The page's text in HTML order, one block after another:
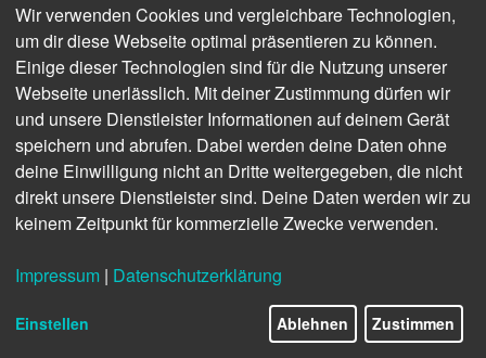
konkreten Beispielen funktionierender
Qualitätsmanagementsysteme (QMS) und können Ihre
unternehmensspezifischen Anforderungen einbringen.
Durch eine abschließende Prüfung zertifizieren Sie sich
als qualifizierter Qualitätsbeauftragter (TÜV®).
Das Ziel:
Ihr Unternehmen erkennt Risiken und
Chancen und verbessert betriebliche
Das Ergebnis:
Ihr Weg:
Unser Hybrid Lernformat aus 3,5 Tagen
E-Learning und 4 Tagen
Umsetzungsworkshop mit TÜV Zertifikat
Wir verwenden Cookies und vergleichbare Technologien,
um dir diese Webseite optimal präsentieren zu können.
Einige dieser Technologien sind für die Nutzung unserer
Webseite unerlässlich. Mit deiner Zustimmung dürfen wir
und unsere Dienstleister Informationen auf deinem Gerät
speichern und abrufen. Dabei werden deine Daten ohne
deine Einwilligung nicht an Dritte weitergegeben, die nicht
direkt unsere Dienstleister sind. Deine Daten werden wir zu
keinem Zeitpunkt für kommerzielle Zwecke verwenden.
Impressum | Datenschutzerklärung
Einstellen Ablehnen Zustimmen